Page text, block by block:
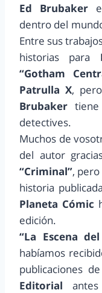
Ed Brubaker
dentro del
Entre sus
historias para
“Gotham
Patrulla X,
Brubaker
detectives.
Muchos de
del autor
“Criminal”,
historia
Planeta Cómic
edición.
“La Escena
habíamos
publicaciones
Editorial